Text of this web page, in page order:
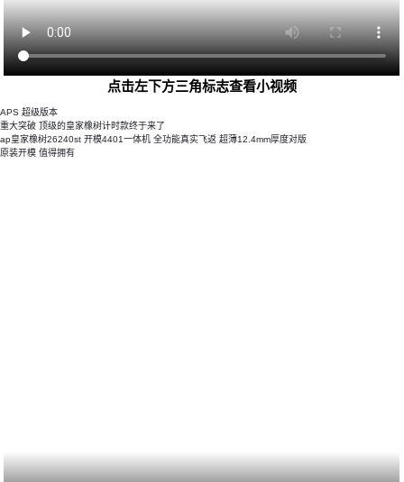
点击左下方三角标志查看小视频
APS 超级版本
重大突破 顶级的皇家橡树计时款终于来了
ap皇家橡树26240st 开模4401一体机 全功能真实飞返 超薄12.4mm厚度对版
原装开模 值得拥有